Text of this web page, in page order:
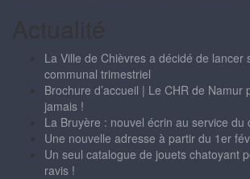
Actualité
La Ville de Chièvres a décidé de lancer
communal trimestriel
Brochure d’accueil | Le CHR de Namur
jamais !
La Bruyère : nouvel écrin au service du
Une nouvelle adresse à partir du 1er
Un seul catalogue de jouets chatoyant
ravis !